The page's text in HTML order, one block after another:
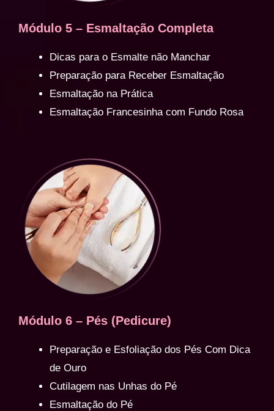
Módulo 5 – Esmaltação Completa
Dicas para o Esmalte não Manchar
Preparação para Receber Esmaltação
Esmaltação na Prática
Esmaltação Francesinha com Fundo Rosa
Módulo 6 – Pés (Pedicure)
Preparação e Esfoliação dos Pés Com Dica
de Ouro
Cutilagem nas Unhas do Pé
Esmaltação do Pé